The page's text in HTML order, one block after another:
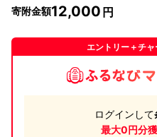
寄附金額12,000
エントリー＋チャ
ログインして
最大0円分